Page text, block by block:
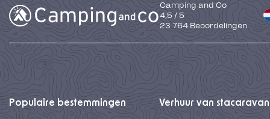
Camping and Co
4,5/5
23 764Beoordelingen
Populaire bestemmingen Verhuur van